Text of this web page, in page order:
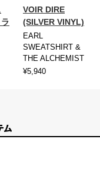
VOIR DIRE
(SILVER VINYL)
EARL
SWEATSHIRT &
THE ALCHEMIST
¥5,940